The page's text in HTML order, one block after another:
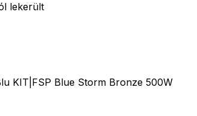
lekerült
KIT|FSP Blue Storm Bronze 500W